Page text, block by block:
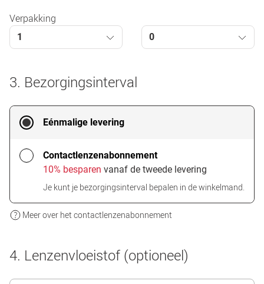
Verpakking
1 0
3. Bezorgingsinterval
Eénmalige levering
Contactlenzenabonnement
10% besparen vanaf de tweede levering
Je kunt je bezorgingsinterval bepalen in de winkelmand.
Meer over het contactlenzenabonnement
4. Lenzenvloeistof (optioneel)